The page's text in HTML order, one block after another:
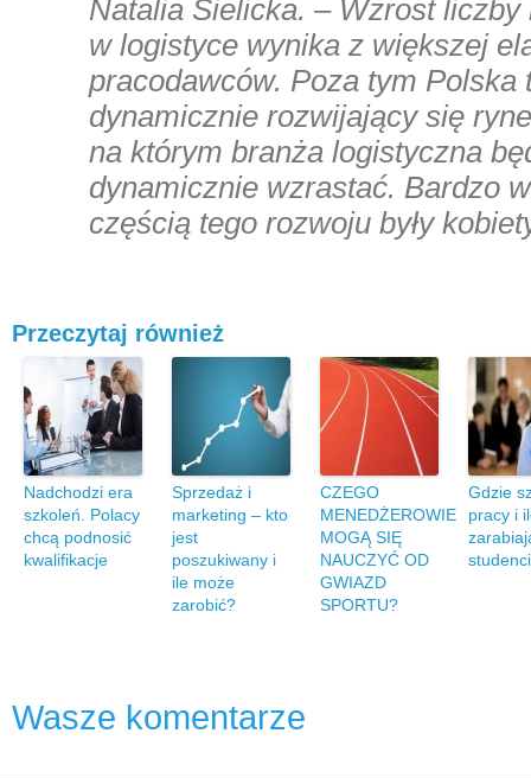
Natalia Sielicka. – Wzrost liczby
w logistyce wynika z większej
pracodawców. Poza tym Polska
dynamicznie rozwijający się
na którym branża logistyczna
dynamicznie wzrastać. Bardzo
częścią tego rozwoju były
Przeczytaj również
Nadchodzi era
szkoleń. Polacy
chcą podnosić
kwalifikacje
Sprzedaż i
marketing – kto
jest
poszukiwany i
ile może
zarobić?
CZEGO
MENEDŻEROWIE
MOGĄ SIĘ
NAUCZYĆ OD
GWIAZD
SPORTU?
Gdzie
pracy i
Wasze komentarze